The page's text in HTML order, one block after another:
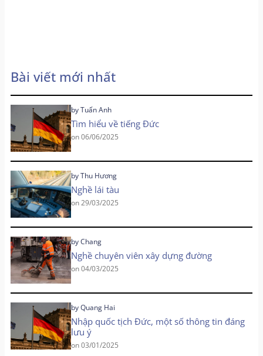
Bài viết mới nhất
Tìm hiểu về tiếng Đức
byTuấn Anh
on06/06/2025
Nghề lái tàu
byThu Hương
on29/03/2025
Nghề chuyên viên xây dựng đường
byChang
on04/03/2025
Nhập quốc tịch Đức, một số thông tin đáng
lưu ý
byQuang Hai
on03/01/2025